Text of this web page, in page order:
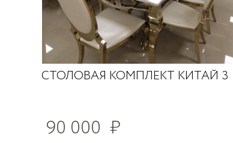
СТОЛОВАЯ КОМПЛЕКТ КИТАЙ 3
90 000 ₽